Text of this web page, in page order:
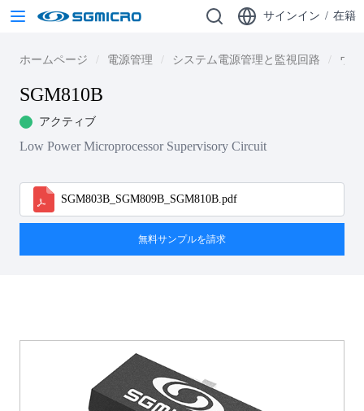
サインイン / 在籍
ホームページ 電源管理 システム電源管理と監視回路 ウ
SGM810B
アクティブ
Low Power Microprocessor Supervisory Circuit
SGM803B_SGM809B_SGM810B.pdf
無料サンプルを請求